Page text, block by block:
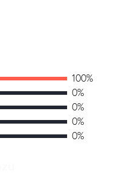
100%
0%
0%
0%
0%